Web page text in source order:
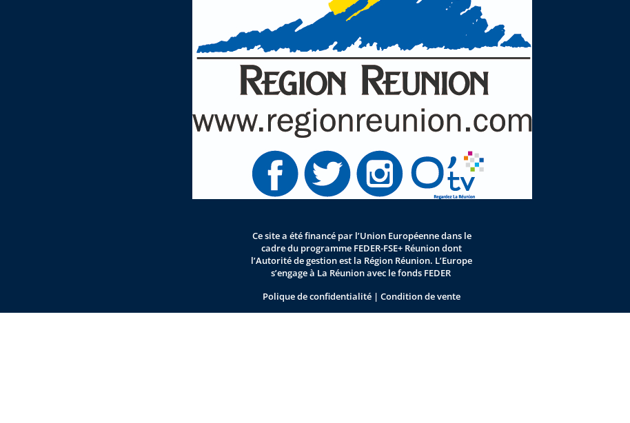
Ce site a été financé par l’Union Européenne dans le
cadre du programme FEDER-FSE+ Réunion dont
l’Autorité de gestion est la Région Réunion. L’Europe
s’engage à La Réunion avec le fonds FEDER
Polique de confidentialité |Condition de vente